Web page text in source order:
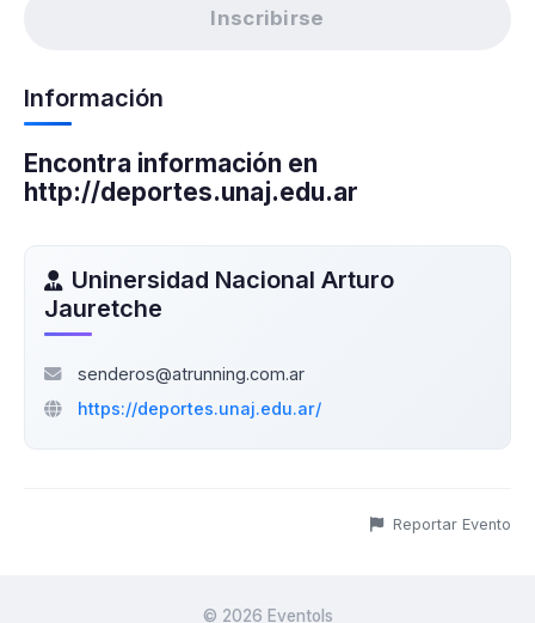
Inscribirse
Información
Encontra información en
http://deportes.unaj.edu.ar
Uninersidad Nacional Arturo
Jauretche
senderos@atrunning.com.ar
https://deportes.unaj.edu.ar/
Reportar Evento
© 2026 Eventols